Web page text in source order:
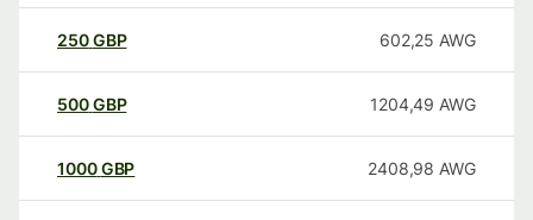
250GBP 602,25 AWG
500GBP 1204,49 AWG
1000GBP 2408,98 AWG